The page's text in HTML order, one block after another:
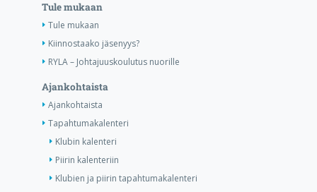
Tule mukaan
Tule mukaan
Kiinnostaako jäsenyys?
RYLA – Johtajuuskoulutus nuorille
Ajankohtaista
Ajankohtaista
Tapahtumakalenteri
Klubin kalenteri
Piirin kalenteriin
Klubien ja piirin tapahtumakalenteri